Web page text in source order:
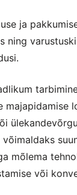
ja
mõlema
või